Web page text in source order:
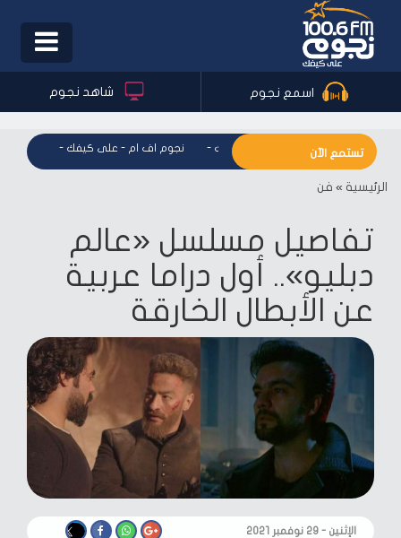
Toggle
اسمع نجوم شاهد نجوم
تستمع الآن - نجوم اف ام - على كيفك - نجوم اف ام - على كيفك نجوم
الرئيسية » فن
تفاصيل مسلسل «عالم
دبليو».. أول دراما عربية
عن الأبطال الخارقة
الإثنين - ٢٩ نوفمبر ٢٠٢١